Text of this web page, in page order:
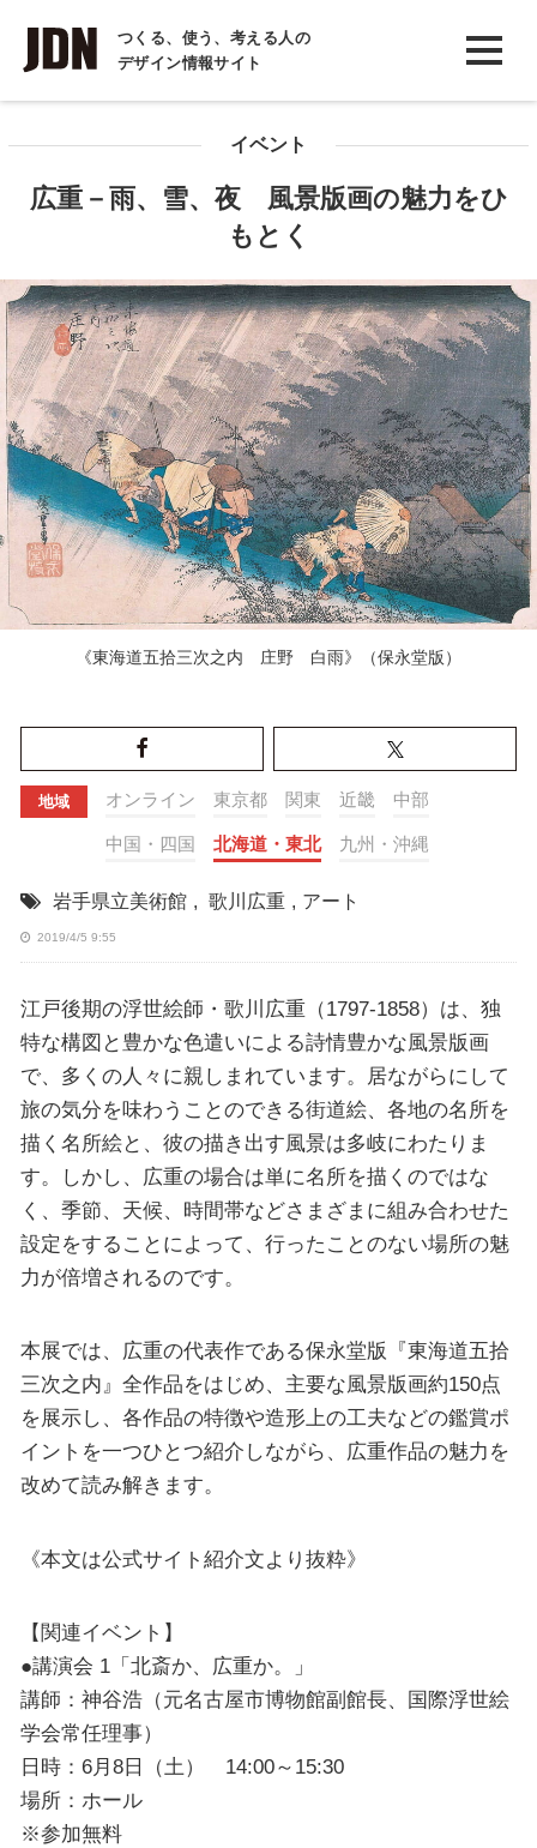
つくる、使う、考える人の
デザイン情報サイト
INTERVIEW
インタビュー
イベント
広重－雨、雪、夜 風景版画の魅力をひ
もとく
《東海道五拾三次之内 庄野 白雨》（保永堂版）
地域 オンライン 東京都 関東 近畿 中部
中国・四国 北海道・東北 九州・沖縄
岩手県立美術館 , 歌川広重 , アート
2019/4/5 9:55
江戸後期の浮世絵師・歌川広重（1797-1858）は、独
特な構図と豊かな色遣いによる詩情豊かな風景版画
で、多くの人々に親しまれています。居ながらにして
旅の気分を味わうことのできる街道絵、各地の名所を
描く名所絵と、彼の描き出す風景は多岐にわたりま
す。しかし、広重の場合は単に名所を描くのではな
く、季節、天候、時間帯などさまざまに組み合わせた
設定をすることによって、行ったことのない場所の魅
力が倍増されるのです。
本展では、広重の代表作である保永堂版『東海道五拾
三次之内』全作品をはじめ、主要な風景版画約150点
を展示し、各作品の特徴や造形上の工夫などの鑑賞ポ
イントを一つひとつ紹介しながら、広重作品の魅力を
改めて読み解きます。
《本文は公式サイト紹介文より抜粋》
【関連イベント】
●講演会 1「北斎か、広重か。」
講師：神谷浩（元名古屋市博物館副館長、国際浮世絵
学会常任理事）
日時：6月8日（土） 14:00～15:30
場所：ホール
※参加無料